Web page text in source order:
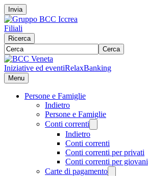
Invia
Filiali
Ricerca
Cerca
Iniziative ed eventiRelaxBanking
Menu
Persone e Famiglie
Indietro
Persone e Famiglie
Conti correnti
Indietro
Conti correnti
Conti correnti per privati
Conti correnti per giovani
Carte di pagamento